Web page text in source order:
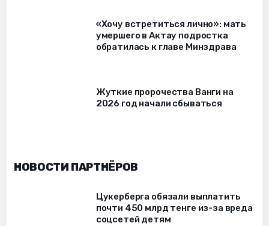
«Хочу встретиться лично»: мать
умершего в Актау подростка
обратилась к главе Минздрава
Жуткие пророчества Ванги на
2026 год начали сбываться
НОВОСТИ ПАРТНЁРОВ
Цукерберга обязали выплатить
почти 450 млрд тенге из-за вреда
соцсетей детям